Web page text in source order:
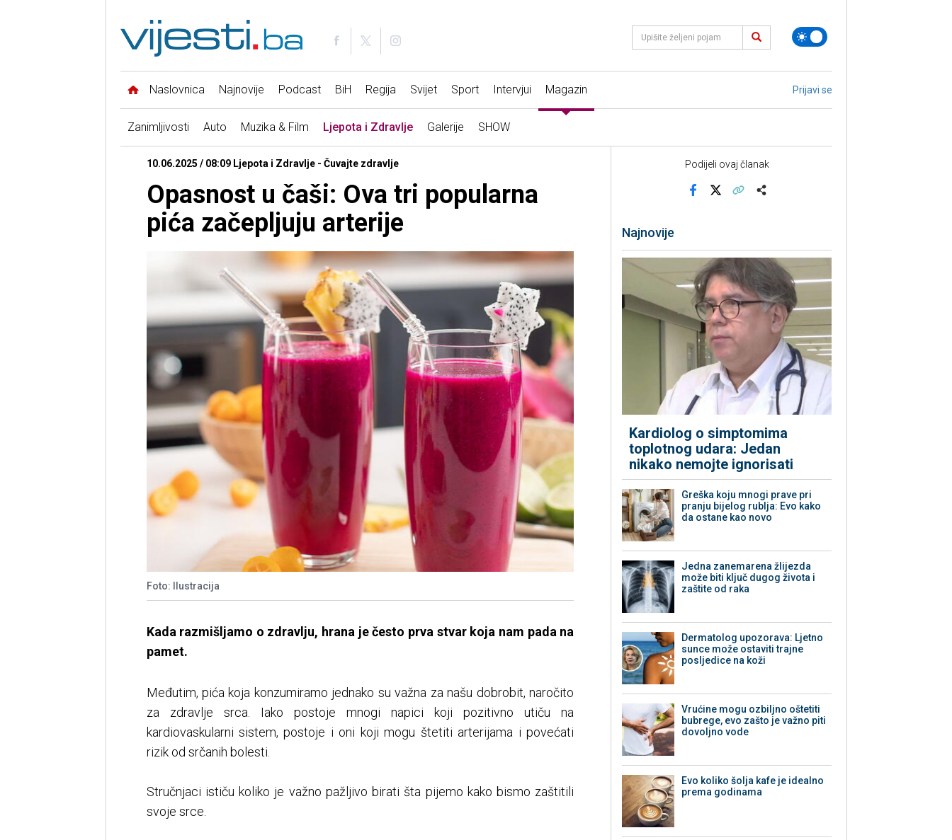
Naslovnica Najnovije Podcast BiH Regija Svijet Sport Intervjui Magazin Prijavi se
Zanimljivosti Auto Muzika & Film Ljepota i Zdravlje Galerije SHOW
10.06.2025 / 08:09 Ljepota i Zdravlje - Čuvajte zdravlje
Opasnost u čaši: Ova tri popularna
pića začepljuju arterije
Foto: Ilustracija
Kada razmišljamo o zdravlju, hrana je često prva stvar koja nam pada na
pamet.
Međutim, pića koja konzumiramo jednako su važna za našu dobrobit, naročito
za zdravlje srca. Iako postoje mnogi napici koji pozitivno utiču na
kardiovaskularni sistem, postoje i oni koji mogu štetiti arterijama i povećati
rizik od srčanih bolesti.
Stručnjaci ističu koliko je važno pažljivo birati šta pijemo kako bismo zaštitili
svoje srce.
Podijeli ovaj članak
Najnovije
Kardiolog o simptomima
toplotnog udara: Jedan
nikako nemojte ignorisati
Greška koju mnogi prave pri
pranju bijelog rublja: Evo kako
da ostane kao novo
Jedna zanemarena žlijezda
može biti ključ dugog života i
zaštite od raka
Dermatolog upozorava: Ljetno
sunce može ostaviti trajne
posljedice na koži
Vrućine mogu ozbiljno oštetiti
bubrege, evo zašto je važno piti
dovoljno vode
Evo koliko šolja kafe je idealno
prema godinama